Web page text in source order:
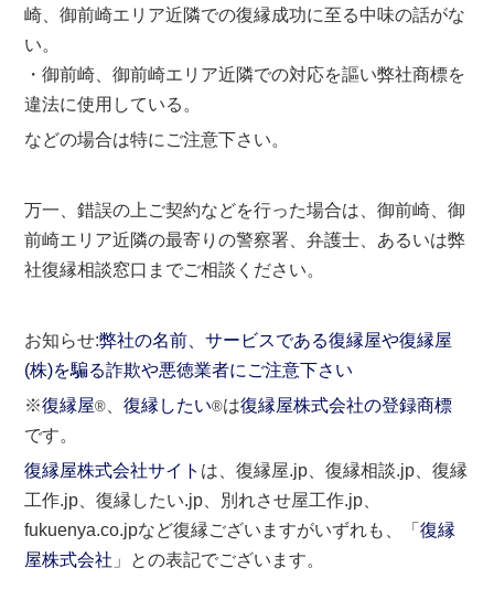
崎、御前崎エリア近隣での復縁成功に至る中味の話がな
い。
・御前崎、御前崎エリア近隣での対応を謳い弊社商標を
違法に使用している。
などの場合は特にご注意下さい。
万一、錯誤の上ご契約などを行った場合は、御前崎、御
前崎エリア近隣の最寄りの警察署、弁護士、あるいは弊
社復縁相談窓口までご相談ください。
お知らせ:弊社の名前、サービスである復縁屋や復縁屋
(株)を騙る詐欺や悪徳業者にご注意下さい
※復縁屋® 、復縁したい®は復縁屋株式会社の登録商標
です。
復縁屋株式会社サイト は、復縁屋.jp、復縁相談.jp、復縁
工作.jp、復縁したい.jp、別れさせ屋工作.jp、
fukuenya.co.jpなど復縁ございますがいずれも、「復縁
屋株式会社 」との表記でございます。